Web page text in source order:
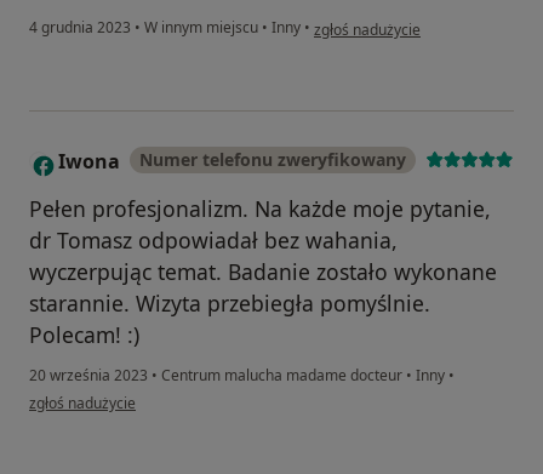
4 grudnia 2023 • W innym miejscu • Inny • w opinii użytkownika Pacjentka z
zgłoś nadużycie
I Iwona Numer telefonu zweryfikowany
Pełen profesjonalizm. Na każde moje pytanie,
dr Tomasz odpowiadał bez wahania,
wyczerpując temat. Badanie zostało wykonane
starannie. Wizyta przebiegła pomyślnie.
Polecam! :)
20 września 2023 • Centrum malucha madame docteur • Inny •
w opinii użytkownika Iwona
zgłoś nadużycie